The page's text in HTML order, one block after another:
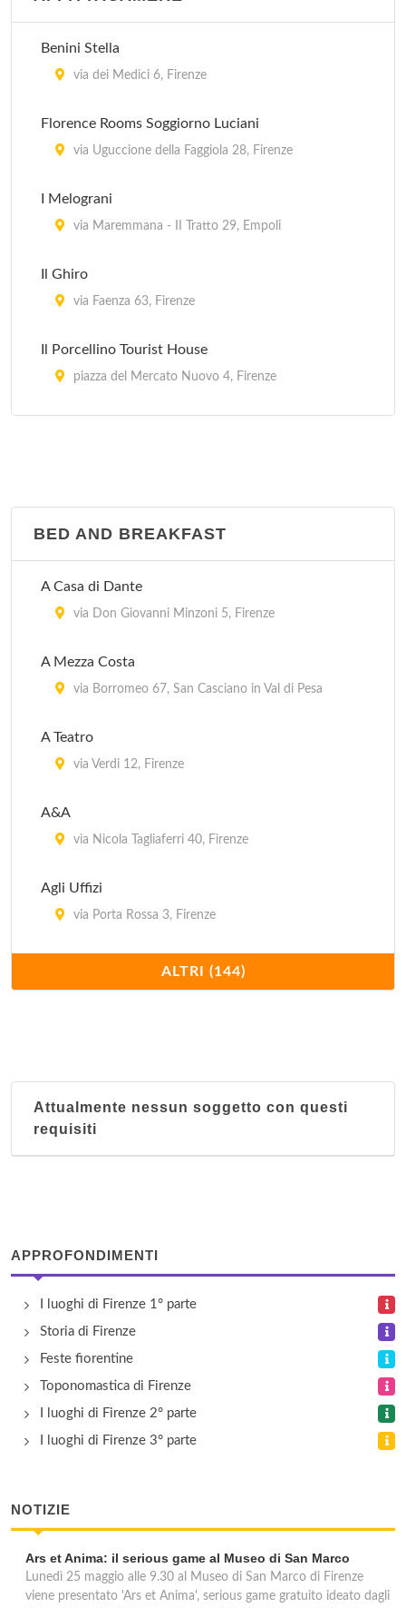
Ostello Santa Monaca
Poggio alla Terra
Villa San Michele
Benini Stella
via dei Medici 6, Firenze
Florence Rooms Soggiorno Luciani
via Uguccione della Faggiola 28, Firenze
I Melograni
via Maremmana - II Tratto 29, Empoli
Il Ghiro
via Faenza 63, Firenze
Il Porcellino Tourist House
piazza del Mercato Nuovo 4, Firenze
via Nazionale 17, Firenze
BED AND BREAKFAST
A Casa di Dante
via Don Giovanni Minzoni 5, Firenze
A Mezza Costa
via Borromeo 67, San Casciano in Val di Pesa
A Teatro
via Verdi 12, Firenze
A&A
via Nicola Tagliaferri 40, Firenze
Agli Uffizi
via Porta Rossa 3, Firenze
via Valle 17, Fiesole
Alloro
Antica Pieve
Antiche Armonie
ALTRI (144)
Attualmente nessun soggetto con questi
requisiti
APPROFONDIMENTI
I luoghi di Firenze 1° parte
Storia di Firenze
Feste fiorentine
Toponomastica di Firenze
I luoghi di Firenze 2° parte
I luoghi di Firenze 3° parte
NOTIZIE
Ars et Anima: il serious game al Museo di San Marco
Lunedì 25 maggio alle 9.30 al Museo di San Marco di Firenze
viene presentato 'Ars et Anima', serious game gratuito ideato dagli